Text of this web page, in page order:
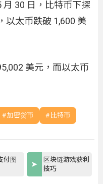
月 30 日，比特币下探
以太币跌破 1,600 美
美元，而以太币
加密货币 比特币
付图
区块链游戏获利
技巧